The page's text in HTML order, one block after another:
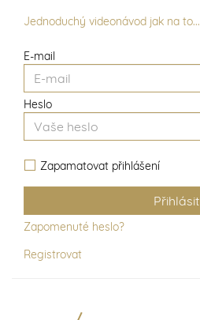
E-mail
Heslo
Zapamatovat přihlášení
Zapomenuté heslo?
Registrovat
Jednoduchý videonávod jak na to...